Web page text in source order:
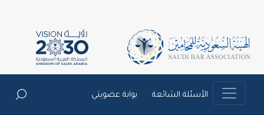
الأسئلة الشائعة بوابة عضويتي